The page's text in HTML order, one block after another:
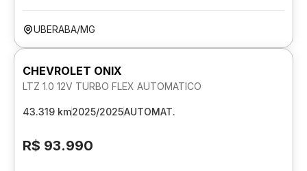
UBERABA/MG
CHEVROLET ONIX
LTZ 1.0 12V TURBO FLEX AUTOMATICO
43.319 km2025/2025AUTOMAT.
R$ 93.990